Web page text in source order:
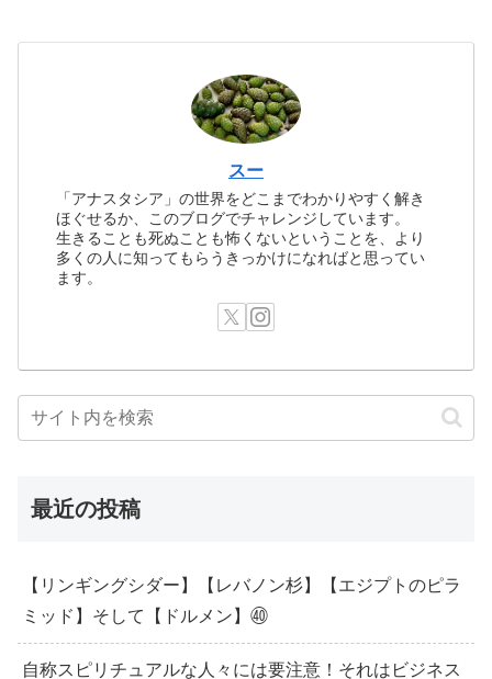
スー
「アナスタシア」の世界をどこまでわかりやすく解き
ほぐせるか、このブログでチャレンジしています。
生きることも死ぬことも怖くないということを、より
多くの人に知ってもらうきっかけになればと思ってい
ます。
最近の投稿
【リンギングシダー】【レバノン杉】【エジプトのピラ
ミッド】そして【ドルメン】㊵
自称スピリチュアルな人々には要注意！それはビジネス